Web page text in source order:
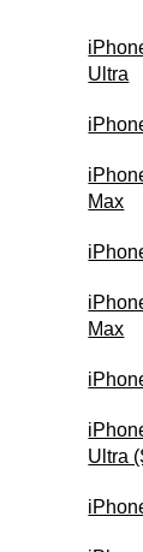
Ultra
Max
Max
Ultra